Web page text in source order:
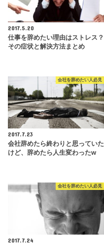
2017.5.20
仕事を辞めたい理由はストレス？
その症状と解決方法まとめ
会社を辞めたい人必見
2017.7.23
会社辞めたら終わりと思っていた
けど、辞めたら人生変わったw
会社を辞めたい人必見
2017.7.24